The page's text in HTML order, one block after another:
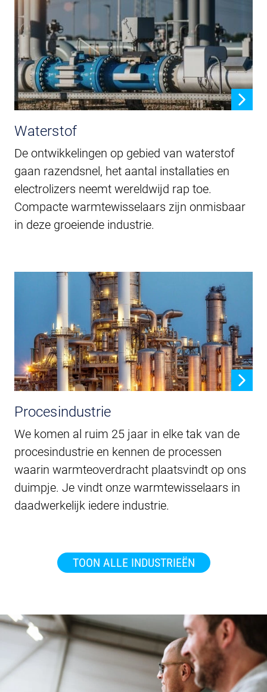
Waterstof
De ontwikkelingen op gebied van waterstof
gaan razendsnel, het aantal installaties en
electrolizers neemt wereldwijd rap toe.
Compacte warmtewisselaars zijn onmisbaar
in deze groeiende industrie.
Procesindustrie
We komen al ruim 25 jaar in elke tak van de
procesindustrie en kennen de processen
waarin warmteoverdracht plaatsvindt op ons
duimpje. Je vindt onze warmtewisselaars in
daadwerkelijk iedere industrie.
TOON ALLE INDUSTRIEËN